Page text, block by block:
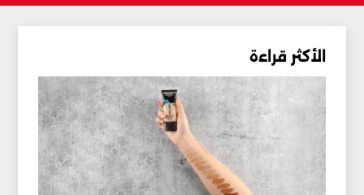
الأكثر قراءة